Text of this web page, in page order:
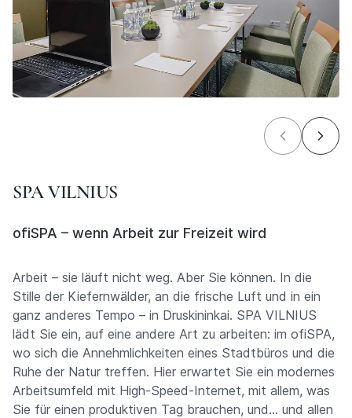
SPA VILNIUS
ofiSPA – wenn Arbeit zur Freizeit wird
Arbeit – sie läuft nicht weg. Aber Sie können. In die
Stille der Kiefernwälder, an die frische Luft und in ein
ganz anderes Tempo – in Druskininkai. SPA VILNIUS
lädt Sie ein, auf eine andere Art zu arbeiten: im ofiSPA,
wo sich die Annehmlichkeiten eines Stadtbüros und die
Ruhe der Natur treffen. Hier erwartet Sie ein modernes
Arbeitsumfeld mit High-Speed-Internet, mit allem, was
Sie für einen produktiven Tag brauchen, und… und allen